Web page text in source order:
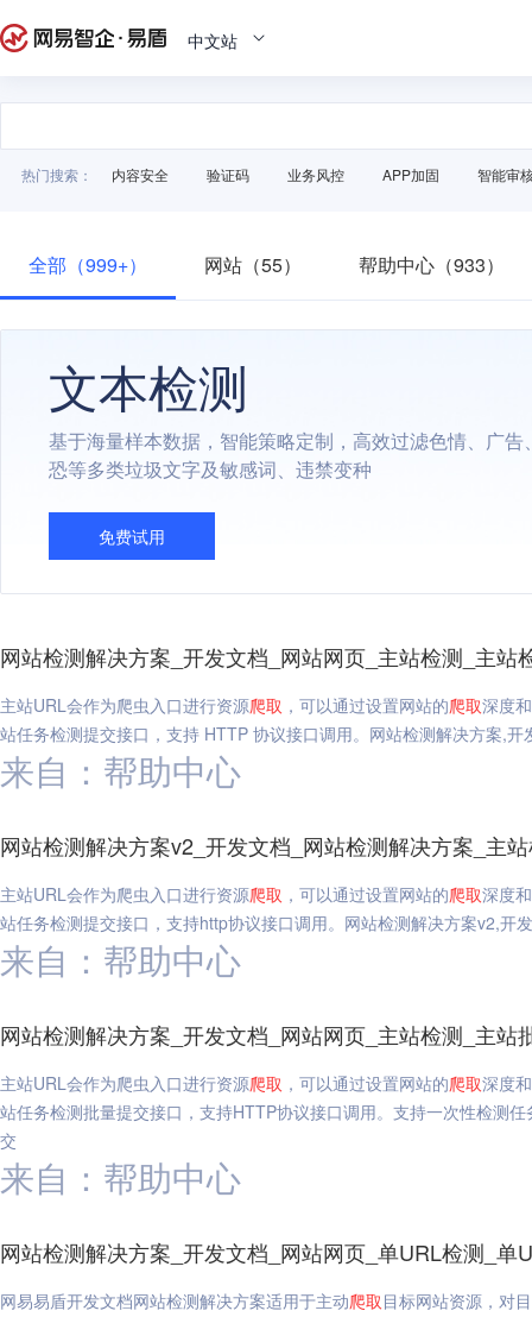
中文站
热门搜索： 内容安全 验证码 业务风控 APP加固 智能审
全部（999+） 网站（55） 帮助中心（933）
文本检测
基于海量样本数据，智能策略定制，高效过滤色情、广告
恐等多类垃圾文字及敏感词、违禁变种
免费试用
网站检测解决方案_开发文档_网站网页_主站检测_主站
主站URL会作为爬虫入口进行资源爬取 ，可以通过设置网站的爬取深度
站任务检测提交接口，支持 HTTP 协议接口调用。网站检测解决方案,
来自：帮助中心
网站检测解决方案v2_开发文档_网站检测解决方案_主
主站URL会作为爬虫入口进行资源爬取 ，可以通过设置网站的爬取深度
站任务检测提交接口，支持http协议接口调用。网站检测解决方案v2,开
来自：帮助中心
网站检测解决方案_开发文档_网站网页_主站检测_主站
主站URL会作为爬虫入口进行资源爬取 ，可以通过设置网站的爬取深度
站任务检测批量提交接口，支持HTTP协议接口调用。支持一次性检测
交
来自：帮助中心
网站检测解决方案_开发文档_网站网页_单URL检测_单
网易易盾开发文档网站检测解决方案适用于主动爬取 目标网站资源，对